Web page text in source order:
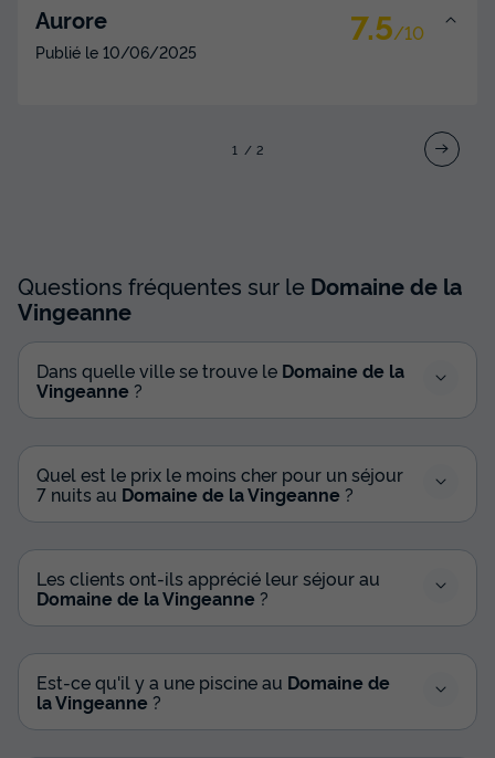
Aurore 7.5/10
Publié le 10/06/2025
1 2
Questions fréquentes sur le Domaine de la
Vingeanne
Dans quelle ville se trouve le Domaine de la
Vingeanne ?
Quel est le prix le moins cher pour un séjour
7 nuits au Domaine de la Vingeanne ?
Les clients ont-ils apprécié leur séjour au
Domaine de la Vingeanne ?
Est-ce qu'il y a une piscine au Domaine de
la Vingeanne ?